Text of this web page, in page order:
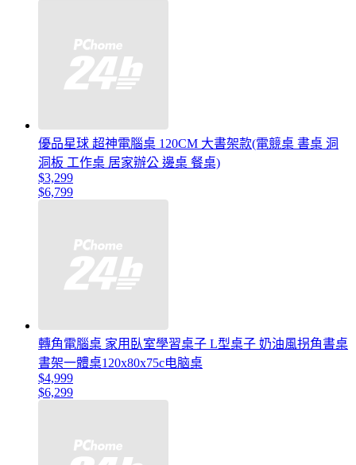
優品星球 超神電腦桌 120CM 大書架款(電競桌 書桌 洞
洞板 工作桌 居家辦公 邊桌 餐桌)
$3,299
$6,799
轉角電腦桌 家用臥室學習桌子 L型桌子 奶油風拐角書桌
書架一體桌120x80x75c电脑桌
$4,999
$6,299